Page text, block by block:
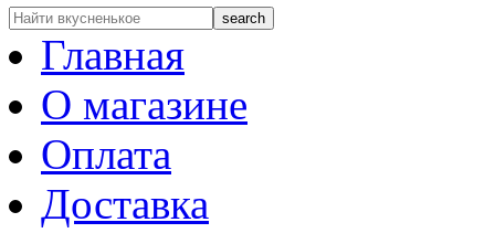
Главная
О магазине
Оплата
Доставка